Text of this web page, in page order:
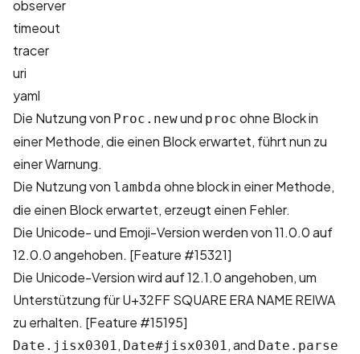
observer
timeout
tracer
uri
yaml
Die Nutzung von Proc.newund proc ohne Block in
einer Methode, die einen Block erwartet, führt nun zu
einer Warnung.
Die Nutzung von lambda ohne block in einer Methode,
die einen Block erwartet, erzeugt einen Fehler.
Die Unicode- und Emoji-Version werden von 11.0.0 auf
12.0.0 angehoben. [Feature #15321]
Die Unicode-Version wird auf 12.1.0 angehoben, um
Unterstützung für U+32FF SQUARE ERA NAME REIWA
zu erhalten. [Feature #15195]
Date.jisx0301, Date#jisx0301, and Date.parse